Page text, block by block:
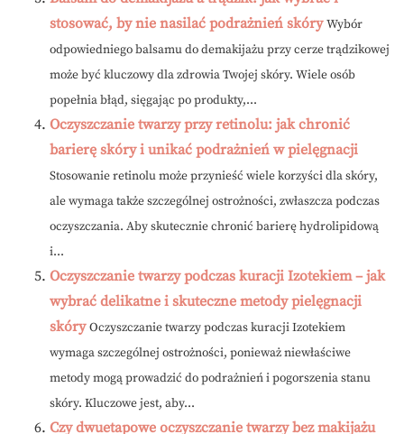
stosować, by nie nasilać podrażnień skóry Wybór
odpowiedniego balsamu do demakijażu przy cerze trądzikowej
może być kluczowy dla zdrowia Twojej skóry. Wiele osób
popełnia błąd, sięgając po produkty,...
Oczyszczanie twarzy przy retinolu: jak chronić
barierę skóry i unikać podrażnień w pielęgnacji
Stosowanie retinolu może przynieść wiele korzyści dla skóry,
ale wymaga także szczególnej ostrożności, zwłaszcza podczas
oczyszczania. Aby skutecznie chronić barierę hydrolipidową
i...
Oczyszczanie twarzy podczas kuracji Izotekiem – jak
wybrać delikatne i skuteczne metody pielęgnacji
skóry Oczyszczanie twarzy podczas kuracji Izotekiem
wymaga szczególnej ostrożności, ponieważ niewłaściwe
metody mogą prowadzić do podrażnień i pogorszenia stanu
skóry. Kluczowe jest, aby...
Czy dwuetapowe oczyszczanie twarzy bez makijażu